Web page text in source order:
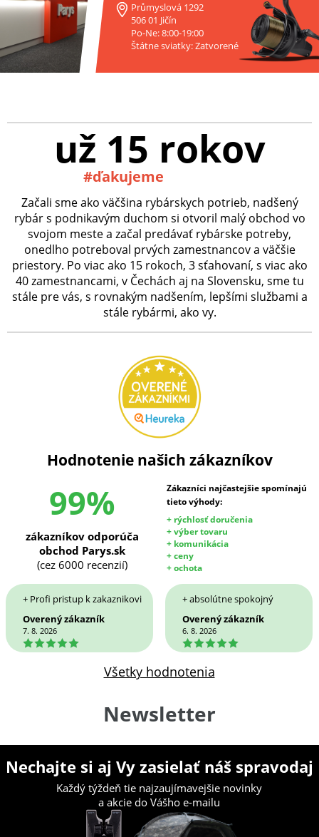
Průmyslová 1292
506 01 Jičín
Po-Ne: 8:00-19:00
Štátne sviatky: Zatvorené
už 15 rokov
#ďakujeme
Začali sme ako väčšina rybárskych potrieb, nadšený
rybár s podnikavým duchom si otvoril malý obchod vo
svojom meste a začal predávať rybárske potreby,
onedlho potreboval prvých zamestnancov a väčšie
priestory. Po viac ako 15 rokoch, 3 sťahovaní, s viac ako
40 zamestnancami, v Čechách aj na Slovensku, sme tu
stále pre vás, s rovnakým nadšením, lepšími službami a
stále rybármi, ako vy.
Hodnotenie našich zákazníkov
99%
Zákazníci najčastejšie spomínajú
tieto výhody:
+ rýchlosť doručenia
+ výber tovaru
+ komunikácia
+ ceny
+ ochota
zákazníkov odporúča
obchod Parys.sk
(cez 6000 recenzií)
+ Profi pristup k zakaznikovi
Overený zákazník
7. 8. 2026
5
+ absolútne spokojný
Overený zákazník
6. 8. 2026
5
Všetky hodnotenia
Newsletter
Nechajte si aj Vy zasielať náš spravodaj
Každý týždeň tie najzaujímavejšie novinky
a akcie do Vášho e-mailu